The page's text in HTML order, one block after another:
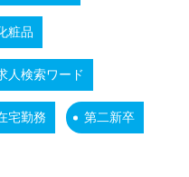
粧品
人検索ワード
宅勤務 第二新卒